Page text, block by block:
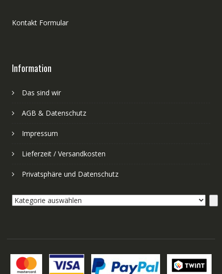
Kontakt Formular
Information
Das sind wir
AGB & Datenschutz
Impressum
Lieferzeit / Versandkosten
Privatsphäre und Datenschutz
Kategorie